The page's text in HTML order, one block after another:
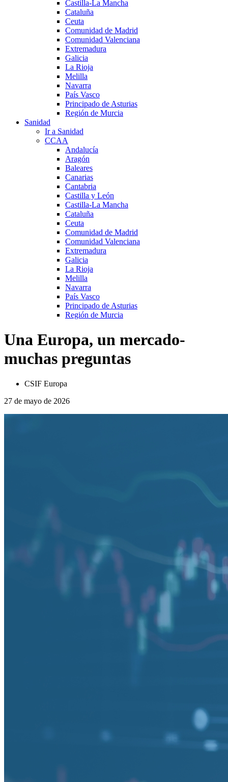
Castilla-La Mancha
Cataluña
Ceuta
Comunidad de Madrid
Comunidad Valenciana
Extremadura
Galicia
La Rioja
Melilla
Navarra
País Vasco
Principado de Asturias
Región de Murcia
Sanidad
Ir a Sanidad
CCAA
Andalucía
Aragón
Baleares
Canarias
Cantabria
Castilla y León
Castilla-La Mancha
Cataluña
Ceuta
Comunidad de Madrid
Comunidad Valenciana
Extremadura
Galicia
La Rioja
Melilla
Navarra
País Vasco
Principado de Asturias
Región de Murcia
Una Europa, un mercado-
muchas preguntas
CSIF Europa
27 de mayo de 2026